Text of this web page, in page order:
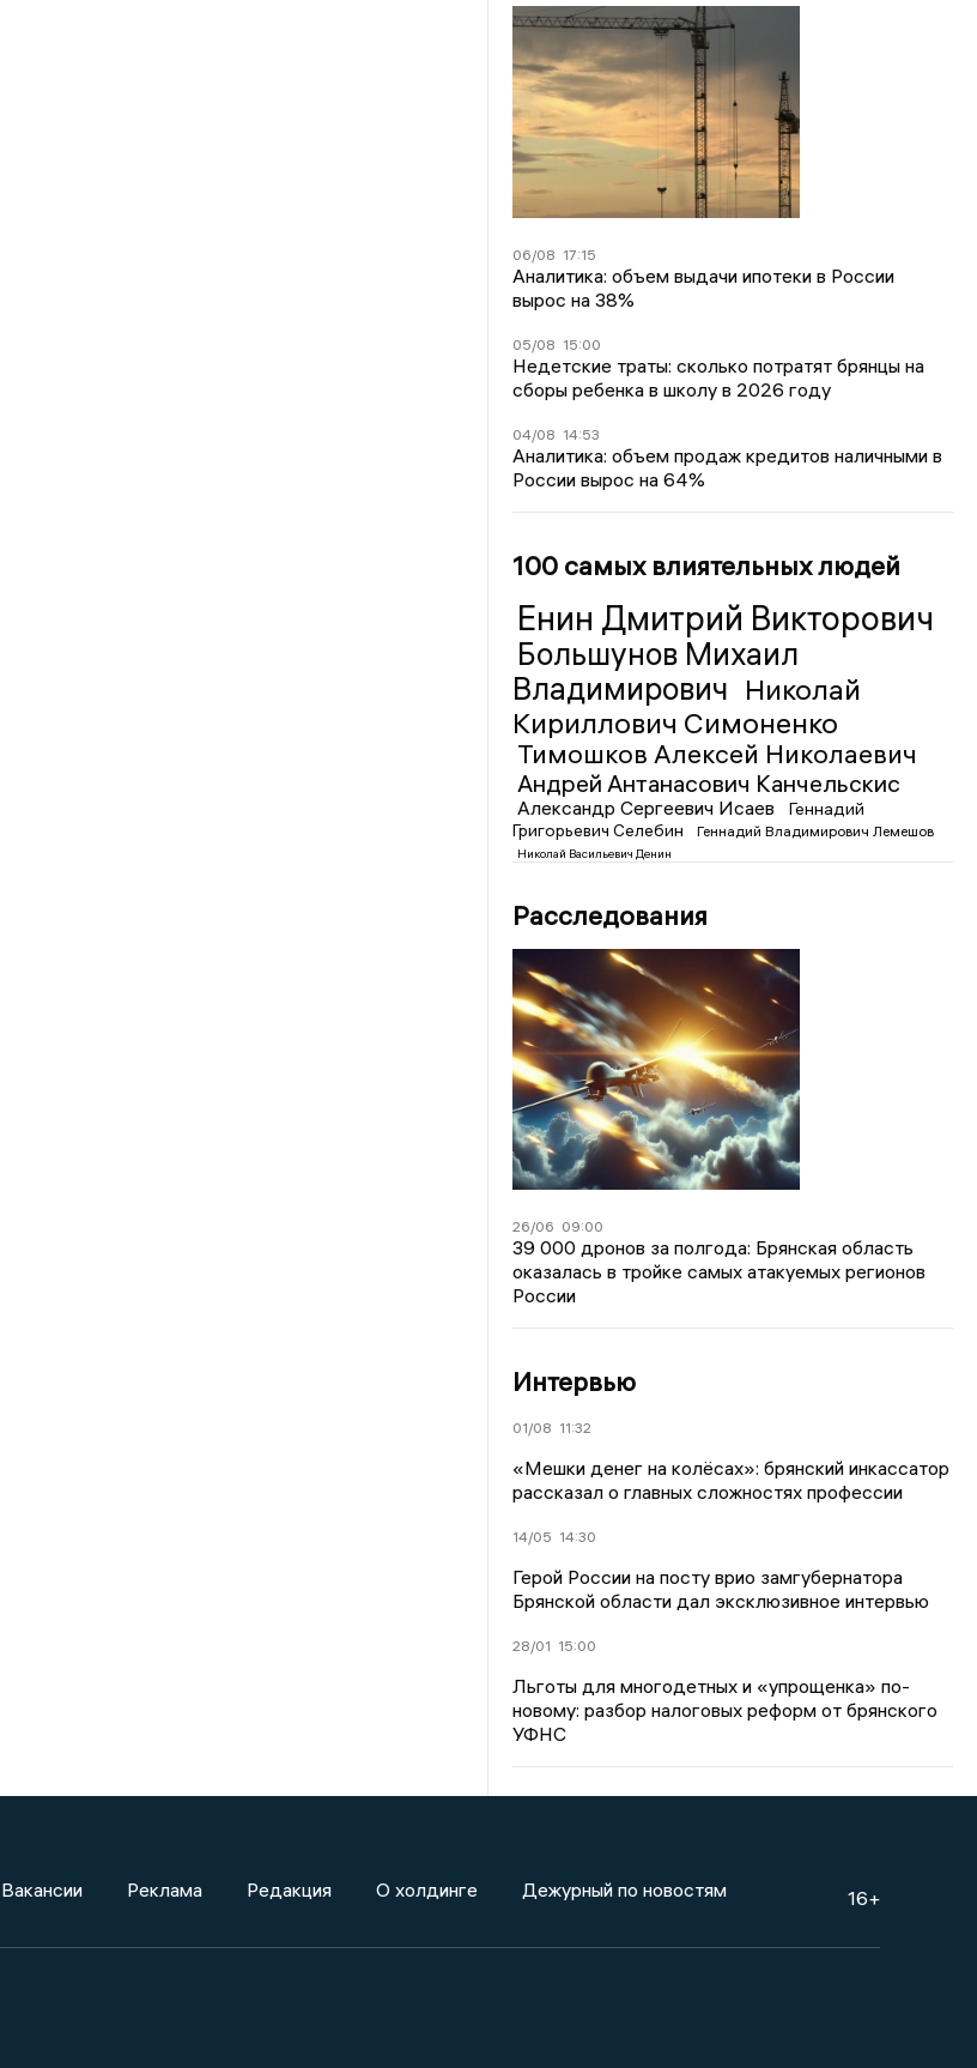
06/08 17:15
Аналитика: объем выдачи ипотеки в России
вырос на 38%
05/08 15:00
Недетские траты: сколько потратят брянцы на
сборы ребенка в школу в 2026 году
04/08 14:53
Аналитика: объем продаж кредитов наличными в
России вырос на 64%
100 самых влиятельных людей
Енин Дмитрий Викторович
Большунов Михаил
Владимирович Николай
Кириллович Симоненко
Тимошков Алексей Николаевич
Андрей Антанасович Канчельскис
Александр Сергеевич Исаев
Геннадий
Григорьевич Селебин
Геннадий Владимирович Лемешов
Николай Васильевич Денин
Расследования
26/06 09:00
39 000 дронов за полгода: Брянская область
оказалась в тройке самых атакуемых регионов
России
Интервью
01/08 11:32
«Мешки денег на колёсах»: брянский инкассатор
рассказал о главных сложностях профессии
14/05 14:30
Герой России на посту врио замгубернатора
Брянской области дал эксклюзивное интервью
28/01 15:00
Льготы для многодетных и «упрощенка» по-
новому: разбор налоговых реформ от брянского
УФНС
Вакансии Реклама Редакция О холдинге Дежурный по новостям 16+